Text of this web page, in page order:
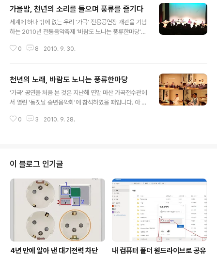
가을밤, 천년의 소리를 들으며 풍류를 즐기다
세계에 하나 밖에 없는 우리 '가곡' 전용공연장 개관을 기념
하는 2010년 전통음악축제 '바람도 노니는 풍류한마당'에
여 150석 규모의 가곡 전용 공연장을 꽉 채웠더군요. 저는
고 카메라를 켜니 배터리가 없었습니다. 어쩔 수 없이 사진
은 아이폰으로 찍었네요.) 9월 29일부터 4일간 열리는 전
통음악축제 첫날인 어제는 '풍류 바람과 놀다'를 주제로 한
년도에 '이삼 스님'(대금 연주자) 대금 독주회를 계기로 풍
0 8 2010. 9. 30.
천년의 노래, 바람도 노니는 풍류한마당
'가곡' 공연을 처음 본 것은 지난해 연말 마산 가곡전수관에
서 열린 '동짓날 송년음악회'에 참석하였을 때입니다. 아 ~
서 열린 가곡 공연을 잠깐 보았던 기억이 있습니다. 기억에
무형문화재로 지정되었고, 마산에 있는 가곡전수관은 '가
곡'을 널리 보급하는 일은 하는 곳 입니다. 처음 가곡을 들
었을 때는 참 낯설었습니다. 흔히 알고 있는 우리 전통음악
과도 상당한 거리감이 느껴지더군요. 가사를 쉽게 알아들
을 수 없는 것이 가장 큰 어려움이었던 것 같습니다. 가곡은
시조나 가사에 비하..
0 3 2010. 9. 28.
이 블로그 인기글
4년 만에 알아 낸 대기전력 차단
내 컴퓨터 폴더 원드라이브로 공유